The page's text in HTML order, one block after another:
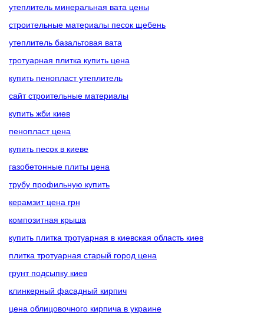
утеплитель минеральная вата цены
строительные материалы песок щебень
утеплитель базальтовая вата
тротуарная плитка купить цена
купить пенопласт утеплитель
сайт строительные материалы
купить жби киев
пенопласт цена
купить песок в киеве
газобетонные плиты цена
трубу профильную купить
керамзит цена грн
композитная крыша
купить плитка тротуарная в киевская область киев
плитка тротуарная старый город цена
грунт подсыпку киев
клинкерный фасадный кирпич
цена облицовочного кирпича в украине